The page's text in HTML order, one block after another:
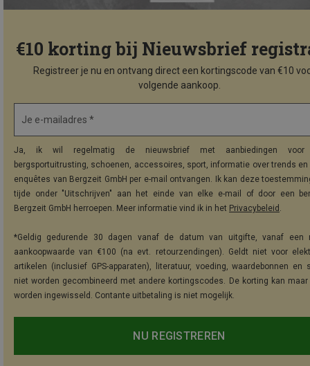
€10 korting bij Nieuwsbrief
Registreer je nu en ontvang direct een kortingscode van €10
volgende aankoop.
Je e-mailadres *
Ja, ik wil regelmatig de nieuwsbrief met aanbiedingen voor
bergsportuitrusting, schoenen, accessoires, sport, informatie over trends
enquêtes van Bergzeit GmbH per e-mail ontvangen. Ik kan deze
tijde onder "Uitschrijven" aan het einde van elke e-mail of door een
Bergzeit GmbH herroepen. Meer informatie vind ik in het Privacybeleid .
*Geldig gedurende 30 dagen vanaf de datum van uitgifte, vanaf een
aankoopwaarde van €100 (na evt. retourzendingen). Geldt niet voor
artikelen (inclusief GPS-apparaten), literatuur, voeding, waardebonnen en
niet worden gecombineerd met andere kortingscodes. De korting kan maar
worden ingewisseld. Contante uitbetaling is niet mogelijk.
NU REGISTREREN